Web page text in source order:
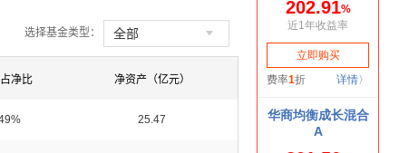
选择基金类型： 全部 
净比 净资产（亿元）
25.47